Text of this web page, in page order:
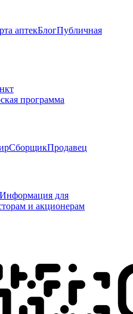
аптекБлогПубличная
программа
СборщикПродавец
Информация для
и акционерам